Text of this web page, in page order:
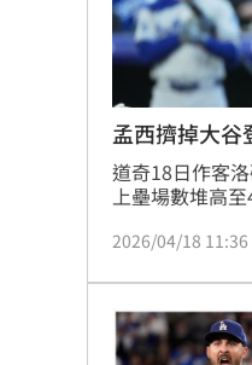
為何買疫
颱風昌鴻
台灣彩券
LIVE三立
三立
台彩父親
孟西擠掉大
道奇18日作客
上壘場數堆高
大勝洛磯收下4
2026/04/18 11:36